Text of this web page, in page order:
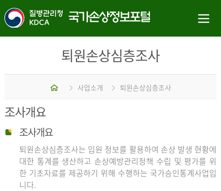
퇴원손상심층조사
홈 사업소개 퇴원손상심층조사
조사개요
조사개요
퇴원손상심층조사는 입원 정보를 활용하여 손상 발생 현황에
대한 통계를 생산하고 손상예방관리정책 수립 및 평가를 위
한 기초자료를 제공하기 위해 수행하는 국가승인통계사업입
니다.